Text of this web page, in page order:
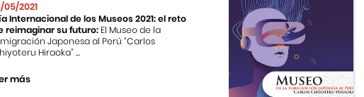
05/2021
Internacional de los Museos 2021: el reto
reimaginar su futuro: El Museo de la
Japonesa al Perú “Carlos
Hiraoka” ...
más